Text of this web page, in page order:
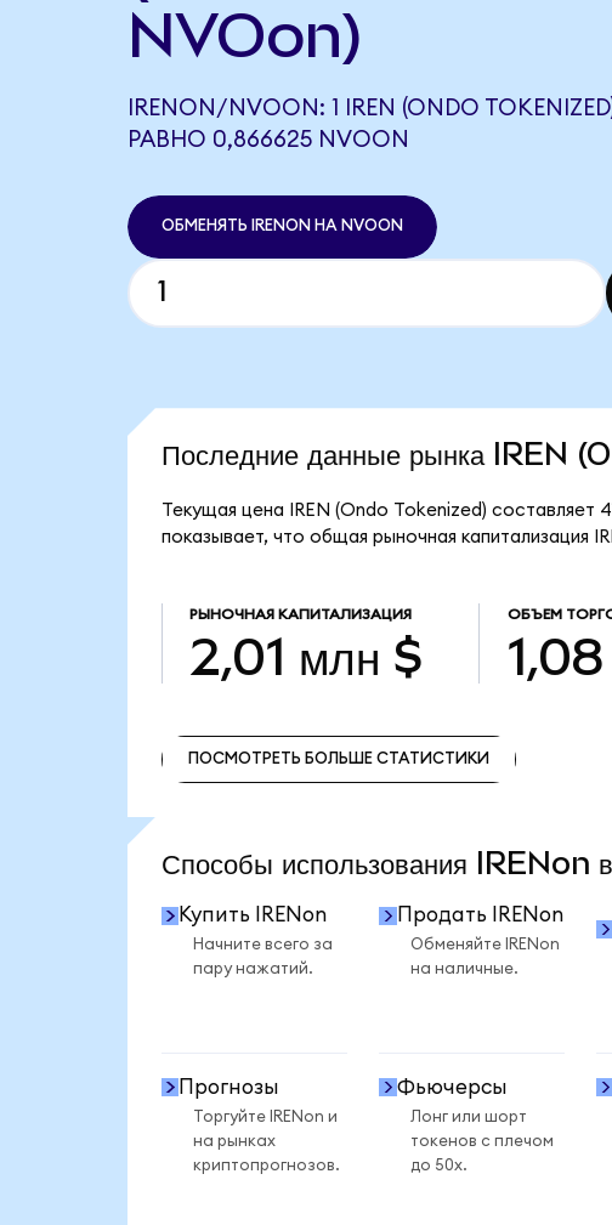
NVOon)
IRENON/NVOON: 1 IREN (ONDO
РАВНО 0,866625 NVOON
ОБМЕНЯТЬ IRENON НА NVOON
Последние данные рынка IREN
Текущая цена IREN (Ondo Tokenized) составляет
показывает, что общая рыночная капитализация
РЫНОЧНАЯ КАПИТАЛИЗАЦИЯ
2,01 млн $
ОБЪЕМ
ПОСМОТРЕТЬ БОЛЬШЕ СТАТИСТИКИ
Способы использования
Купить IRENon
Начните всего за
пару нажатий.
Продать IRENon
Обменяйте IRENon
на наличные.
Прогнозы
Торгуйте IRENon и
на рынках
криптопрогнозов.
Фьючерсы
Лонг или шорт
токенов с плечом
до 50x.